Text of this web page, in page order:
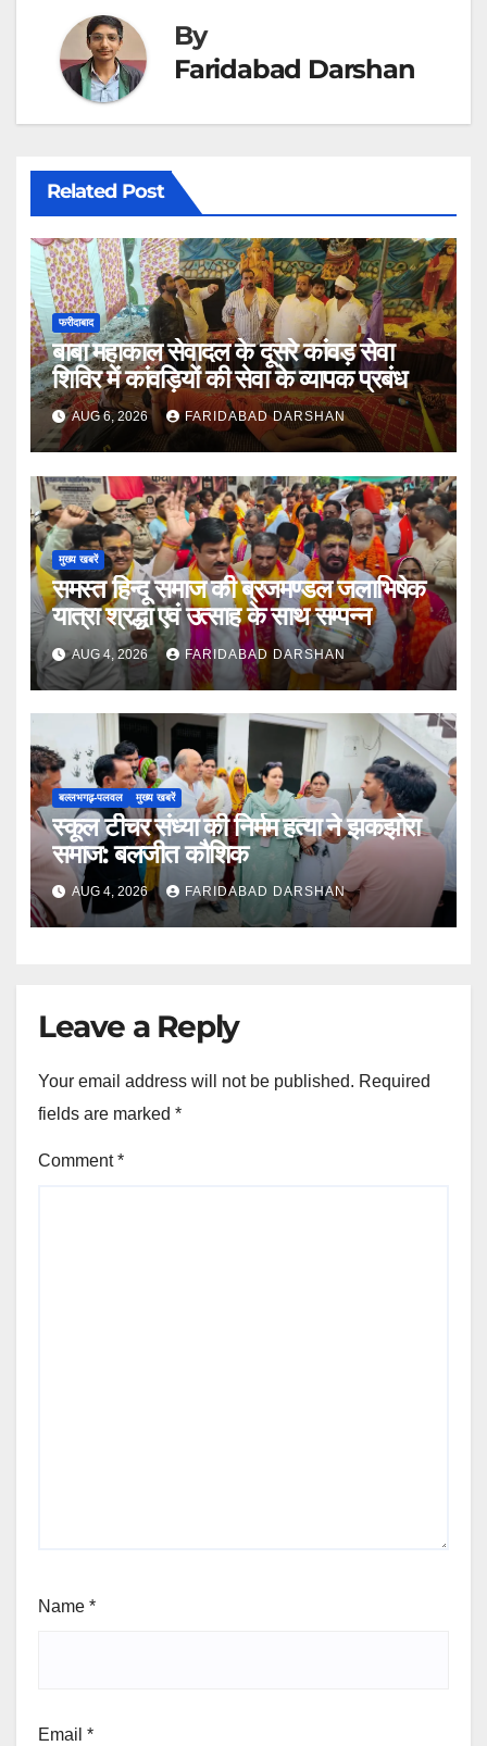
By
Faridabad Darshan
Related Post
फरीदाबाद
बाबा महाकाल सेवादल के दूसरे कांवड़ सेवा
शिविर में कांवड़ियों की सेवा के व्यापक प्रबंध
AUG 6, 2026 FARIDABAD DARSHAN
मुख्य खबरें
समस्त हिन्दू समाज की ब्रजमण्डल जलाभिषेक
यात्रा श्रद्धा एवं उत्साह के साथ सम्पन्न
AUG 4, 2026 FARIDABAD DARSHAN
बल्लभगढ़़-पलवल मुख्य खबरें
स्कूल टीचर संध्या की निर्मम हत्या ने झकझोरा
समाज: बलजीत कौशिक
AUG 4, 2026 FARIDABAD DARSHAN
Leave a Reply
Your email address will not be published. Required
fields are marked *
Comment*
Name *
Email *